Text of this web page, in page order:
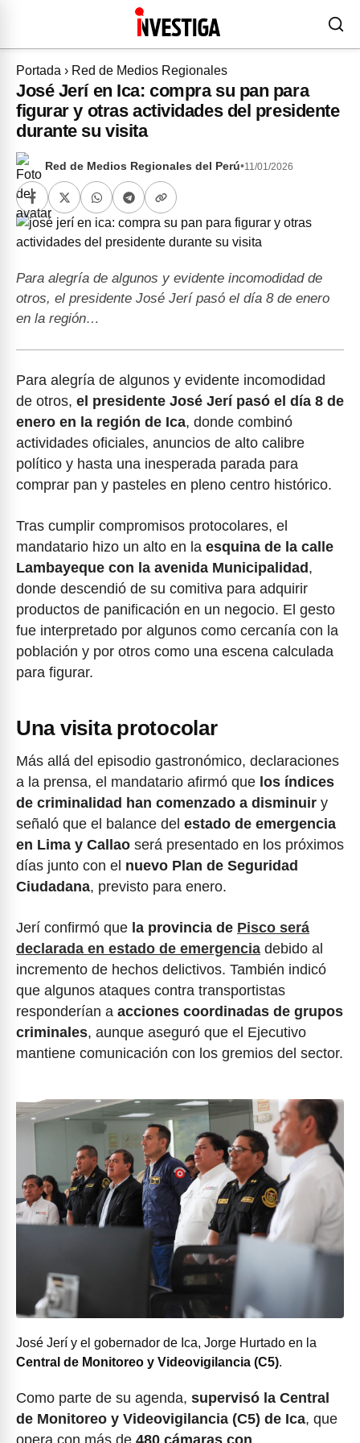
Portada › Red de Medios Regionales
José Jerí en Ica: compra su pan para
figurar y otras actividades del presidente
durante su visita
Red de Medios Regionales del Perú•11/01/2026
Para alegría de algunos y evidente incomodidad de
otros, el presidente José Jerí pasó el día 8 de enero
en la región…
Para alegría de algunos y evidente incomodidad
de otros, el presidente José Jerí pasó el día 8 de
enero en la región de Ica, donde combinó
actividades oficiales, anuncios de alto calibre
político y hasta una inesperada parada para
comprar pan y pasteles en pleno centro histórico.
Tras cumplir compromisos protocolares, el
mandatario hizo un alto en la esquina de la calle
Lambayeque con la avenida Municipalidad,
donde descendió de su comitiva para adquirir
productos de panificación en un negocio. El gesto
fue interpretado por algunos como cercanía con la
población y por otros como una escena calculada
para figurar.
Una visita protocolar
Más allá del episodio gastronómico, declaraciones
a la prensa, el mandatario afirmó que los índices
de criminalidad han comenzado a disminuir y
señaló que el balance del estado de emergencia
en Lima y Callao será presentado en los próximos
días junto con el nuevo Plan de Seguridad
Ciudadana, previsto para enero.
Jerí confirmó que la provincia de Pisco será
declarada en estado de emergencia debido al
incremento de hechos delictivos. También indicó
que algunos ataques contra transportistas
responderían a acciones coordinadas de grupos
criminales, aunque aseguró que el Ejecutivo
mantiene comunicación con los gremios del sector.
José Jerí y el gobernador de Ica, Jorge Hurtado en la
Central de Monitoreo y Videovigilancia (C5).
Como parte de su agenda, supervisó la Central
de Monitoreo y Videovigilancia (C5) de Ica, que